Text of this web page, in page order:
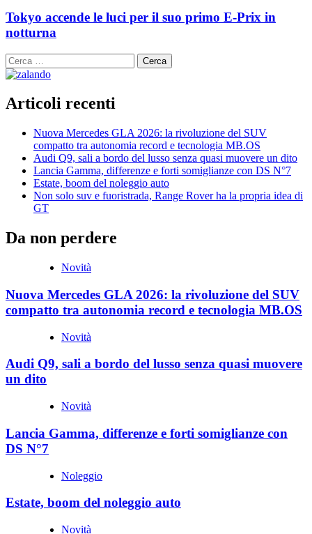
Tokyo accende le luci per il suo primo E-Prix in
notturna
Ricerca
per:
Articoli recenti
Nuova Mercedes GLA 2026: la rivoluzione del SUV
compatto tra autonomia record e tecnologia MB.OS
Audi Q9, sali a bordo del lusso senza quasi muovere un dito
Lancia Gamma, differenze e forti somiglianze con DS N°7
Estate, boom del noleggio auto
Non solo suv e fuoristrada, Range Rover ha la propria idea di
GT
Da non perdere
Novità
Nuova Mercedes GLA 2026: la rivoluzione del SUV
compatto tra autonomia record e tecnologia MB.OS
Novità
Audi Q9, sali a bordo del lusso senza quasi muovere
un dito
Novità
Lancia Gamma, differenze e forti somiglianze con
DS N°7
Noleggio
Estate, boom del noleggio auto
Novità